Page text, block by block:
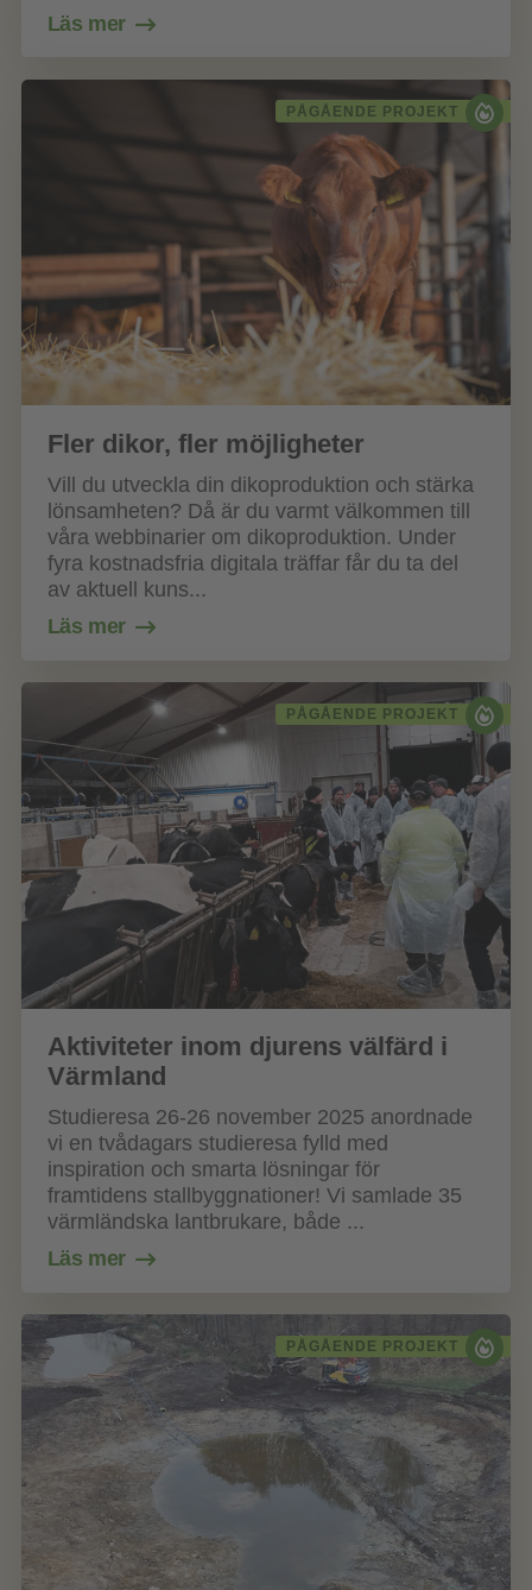
Läs mer
PÅGÅENDE PROJEKT
Fler dikor, fler möjligheter
Vill du utveckla din dikoproduktion och stärka
lönsamheten? Då är du varmt välkommen till
våra webbinarier om dikoproduktion. Under
fyra kostnadsfria digitala träffar får du ta del
av aktuell kuns...
Läs mer
PÅGÅENDE PROJEKT
Aktiviteter inom djurens välfärd i
Värmland
Studieresa 26-26 november 2025 anordnade
vi en tvådagars studieresa fylld med
inspiration och smarta lösningar för
framtidens stallbyggnationer! Vi samlade 35
värmländska lantbrukare, både ...
Läs mer
PÅGÅENDE PROJEKT